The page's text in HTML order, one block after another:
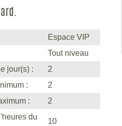
Espace VIP
Tout niveau
jour(s) :
2
:
2
:
2
du
10